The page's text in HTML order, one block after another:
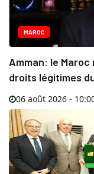
MAROC
Amman: le
droits légitimes
06 août 2026 -